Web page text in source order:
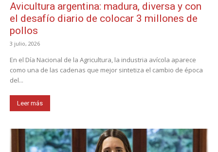
Avicultura argentina: madura, diversa y con
el desafío diario de colocar 3 millones de
pollos
3 julio, 2026
En el Día Nacional de la Agricultura, la industria avícola aparece
como una de las cadenas que mejor sintetiza el cambio de época
del...
Leer más